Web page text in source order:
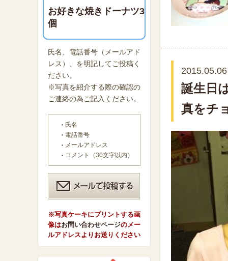
お好きな焼きドーナツ3
個
氏名、電話番号（メールアド
レス）、を明記してご投稿く
ださい。
※写真を紹介する際の確認の
ご連絡の為ご記入ください。
氏名
電話番号
メールアドレス
コメント（30文字以内）
※写真ケーキにプリントする画
像はお問い合わせページのメー
ルアドレスよりお送りください
2015.05.06
誕生日
真をチ